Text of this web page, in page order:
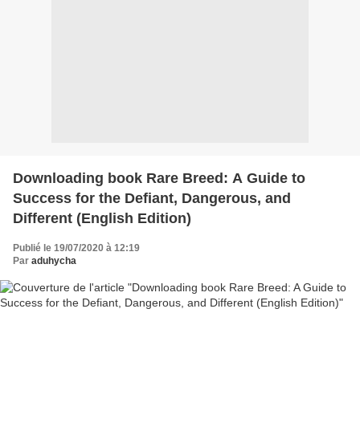
Downloading book Rare Breed: A Guide to
Success for the Defiant, Dangerous, and
Different (English Edition)
Publié le 19/07/2020 à 12:19
Par aduhycha